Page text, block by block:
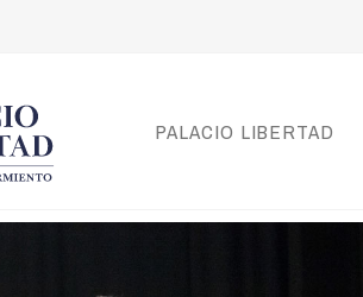
PALACIO LIBERTAD